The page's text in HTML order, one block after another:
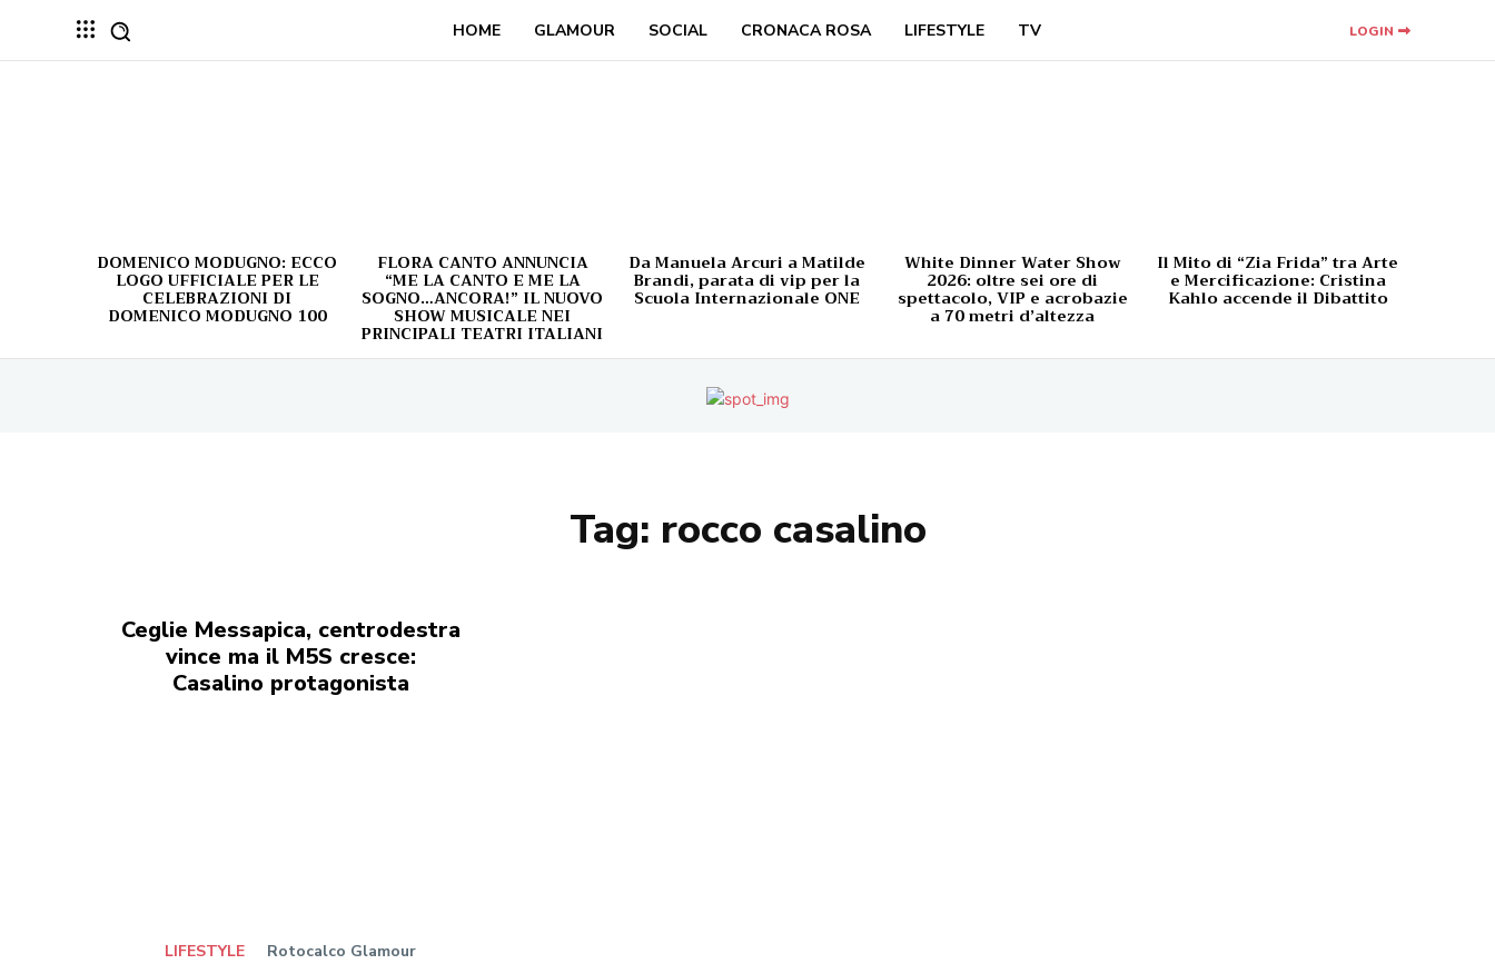
HOME GLAMOUR SOCIAL CRONACA ROSA LIFESTYLE TV LOGIN
DOMENICO MODUGNO: ECCO
LOGO UFFICIALE PER LE
CELEBRAZIONI DI
DOMENICO MODUGNO 100
FLORA CANTO ANNUNCIA
“ME LA CANTO E ME LA
SOGNO…ANCORA!” IL NUOVO
SHOW MUSICALE NEI
PRINCIPALI TEATRI ITALIANI
Da Manuela Arcuri a Matilde
Brandi, parata di vip per la
Scuola Internazionale ONE
White Dinner Water Show
2026: oltre sei ore di
spettacolo, VIP e acrobazie
a 70 metri d’altezza
Il Mito di “Zia Frida” tra Arte
e Mercificazione: Cristina
Kahlo accende il Dibattito
Tag: rocco casalino
Ceglie Messapica, centrodestra
vince ma il M5S cresce:
Casalino protagonista
LIFESTYLE Rotocalco Glamour